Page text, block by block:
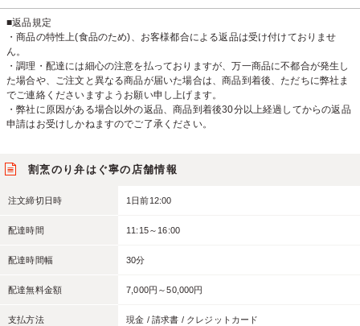
■返品規定
・商品の特性上(食品のため)、お客様都合による返品は受け付けておりませ
ん。
・調理・配達には細心の注意を払っておりますが、万一商品に不都合が発生し
た場合や、ご注文と異なる商品が届いた場合は、商品到着後、ただちに弊社ま
でご連絡くださいますようお願い申し上げます。
・弊社に原因がある場合以外の返品、商品到着後30分以上経過してからの返品
申請はお受けしかねますのでご了承ください。
割烹のり弁はぐ寧の店舗情報
注文締切日時 1日前12:00
配達時間 11:15～16:00
配達時間幅 30分
配達無料金額 7,000円～50,000円
支払方法 現金 / 請求書 / クレジットカード